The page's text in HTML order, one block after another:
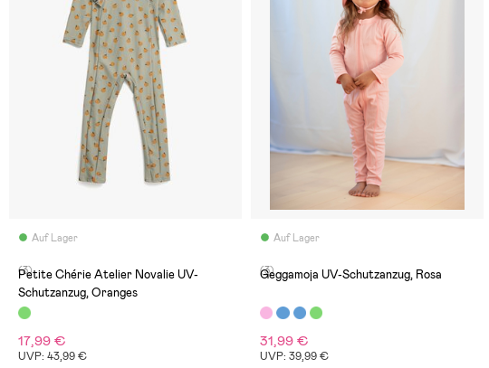
Auf Lager
(3)
Petite Chérie Atelier Novalie UV-
Schutzanzug, Oranges
17,99 €
UVP: 43,99 €
Auf Lager
(3)
Geggamoja UV-Schutzanzug, Rosa
31,99 €
UVP: 39,99 €